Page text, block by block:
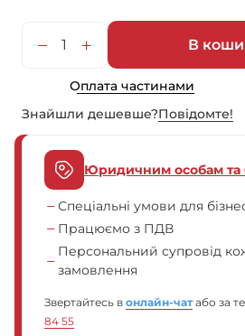
В
Оплата частинами
Знайшли дешевше?Повiдомте!
Юридичним особам
Спеціальні умови для
Працюємо з ПДВ
Персональний супровід
замовлення
Звертайтесь в онлайн-чат або за
84 55